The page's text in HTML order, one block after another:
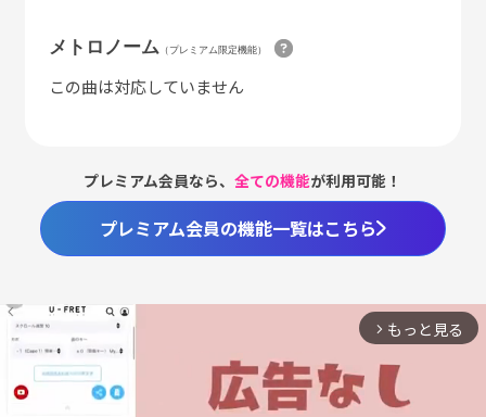
メトロノーム （プレミアム限定機能）
この曲は対応していません
プレミアム会員なら、全ての機能が利用可能！
プレミアム会員の機能一覧はこちら
arrow_forward_ios もっと見る